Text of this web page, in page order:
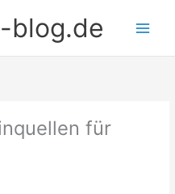
blog.de
für